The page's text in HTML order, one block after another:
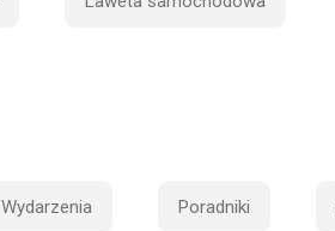
Wydarzenia Poradniki